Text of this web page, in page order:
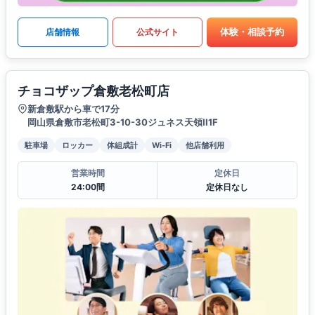
店舗情報 公式サイト 体験・相談予約
チョコザップ倉敷老松町店
新倉敷駅から車で17分
岡山県倉敷市老松町3-10-30ジュネス天領II1F
駐車場 ロッカー 体組成計 Wi-Fi 他店舗利用
営業時間
24:00間
定休日
定休日なし